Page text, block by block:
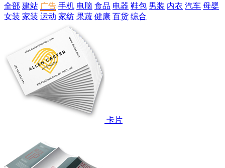
全部 建站 广告 手机 电脑 食品 电器 鞋包 男装 内衣 汽车 母婴
女装 家装 运动 家纺 果蔬 健康 百货 综合
卡片